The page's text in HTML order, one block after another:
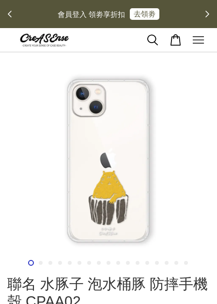
會員登入 領劵享折扣 去領劵
聯名 水豚子 泡水桶豚 防摔手機